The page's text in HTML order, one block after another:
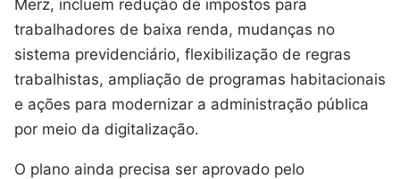
Merz, incluem redução de impostos para
trabalhadores de baixa renda, mudanças no
sistema previdenciário, flexibilização de regras
trabalhistas, ampliação de programas habitacionais
e ações para modernizar a administração pública
por meio da digitalização.
O plano ainda precisa ser aprovado pelo